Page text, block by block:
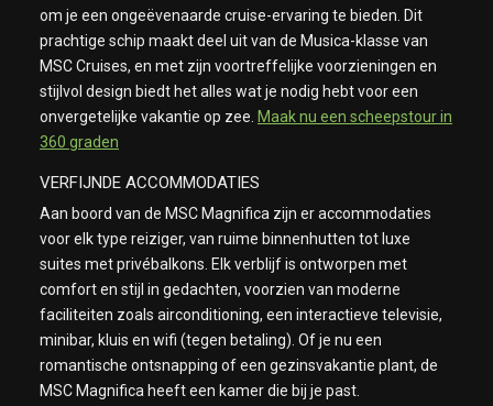
om je een ongeëvenaarde cruise-ervaring te bieden. Dit
prachtige schip maakt deel uit van de Musica-klasse van
MSC Cruises, en met zijn voortreffelijke voorzieningen en
stijlvol design biedt het alles wat je nodig hebt voor een
onvergetelijke vakantie op zee. Maak nu een scheepstour in
360 graden
VERFIJNDE ACCOMMODATIES
Aan boord van de MSC Magnifica zijn er accommodaties
voor elk type reiziger, van ruime binnenhutten tot luxe
suites met privébalkons. Elk verblijf is ontworpen met
comfort en stijl in gedachten, voorzien van moderne
faciliteiten zoals airconditioning, een interactieve televisie,
minibar, kluis en wifi (tegen betaling). Of je nu een
romantische ontsnapping of een gezinsvakantie plant, de
MSC Magnifica heeft een kamer die bij je past.